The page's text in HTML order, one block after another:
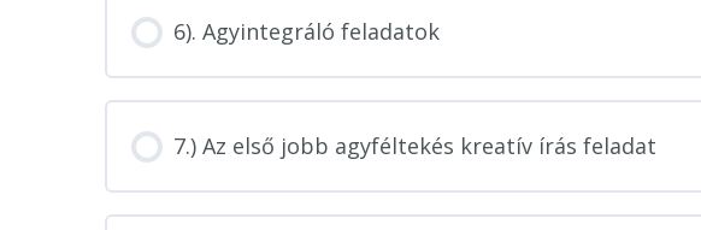
6). Agyintegráló feladatok
7.) Az első jobb agyféltekés kreatív írás feladat